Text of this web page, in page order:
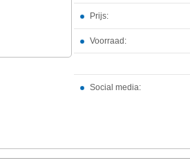
Prijs:
Voorraad:
Social media: